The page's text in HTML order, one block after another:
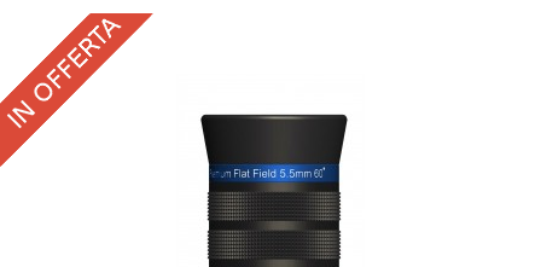
ENTI E PA
CONTATTI
GLI ORDINI SARANNO EVASI